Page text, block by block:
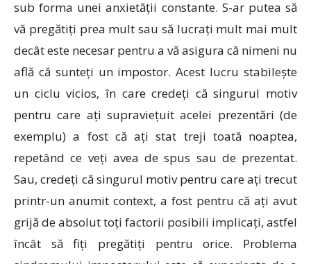
sub forma unei anxietății constante. S-ar putea să
vă pregătiți prea mult sau să lucrați mult mai mult
decât este necesar pentru a vă asigura că nimeni nu
află că sunteți un impostor. Acest lucru stabilește
un ciclu vicios, în care credeți că singurul motiv
pentru care ați supraviețuit acelei prezentări (de
exemplu) a fost că ați stat treji toată noaptea,
repetând ce veți avea de spus sau de prezentat.
Sau, credeți că singurul motiv pentru care ați trecut
printr-un anumit context, a fost pentru că ați avut
grijă de absolut toți factorii posibili implicați, astfel
încât să fiți pregătiți pentru orice. Problema